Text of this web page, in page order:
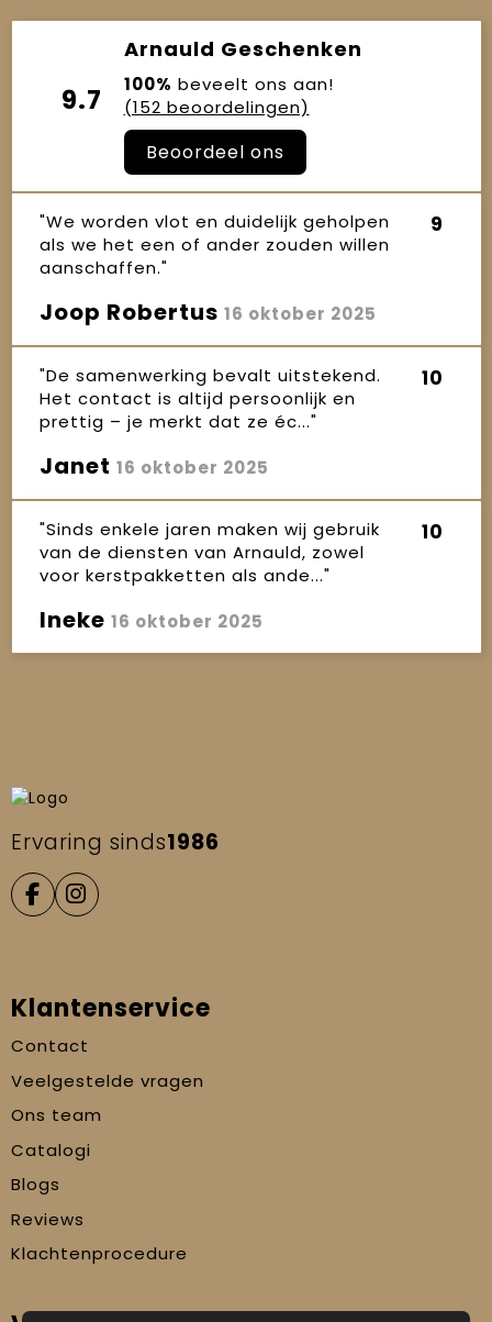
9.7
Arnauld Geschenken
100% beveelt ons aan!
(152 beoordelingen)
Beoordeel ons
"We worden vlot en duidelijk geholpen
als we het een of ander zouden willen
aanschaffen."
9
Joop Robertus 16 oktober 2025
"De samenwerking bevalt uitstekend.
Het contact is altijd persoonlijk en
prettig – je merkt dat ze éc..."
10
Janet 16 oktober 2025
"Sinds enkele jaren maken wij gebruik
van de diensten van Arnauld, zowel
voor kerstpakketten als ande..."
10
Ineke 16 oktober 2025
Ervaring sinds1986
Klantenservice
Contact
Veelgestelde vragen
Ons team
Catalogi
Blogs
Reviews
Klachtenprocedure